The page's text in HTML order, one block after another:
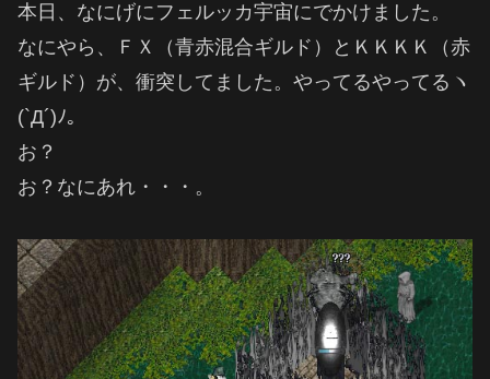
本日、なにげにフェルッカ宇宙にでかけました。
なにやら、ＦＸ（青赤混合ギルド）とＫＫＫＫ（赤
ギルド）が、衝突してました。やってるやってるヽ
(`Д´)ﾉ。
お？
お？なにあれ・・・。